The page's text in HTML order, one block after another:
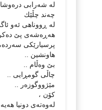
له‌ شه‌رابی
چه‌ند چڵێك
له‌ ڕووناهی ئه‌و
هه‌‌ڕه‌شه‌ی پێ
پرسیارێكی
هاونشین ..
بێ وه‌ڵام ..
چاڵی گومڕایی ..
مێژووگوزه‌ر ..
كۆن ،
له‌وه‌ته‌ی دونیا هه‌یه‌